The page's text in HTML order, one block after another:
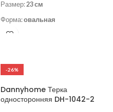
Размер:23 см
Форма:овальная
Материал:
Назначение:
подачи блюд
-26%
Dannyhome Терка
односторонняя DH-1042-2